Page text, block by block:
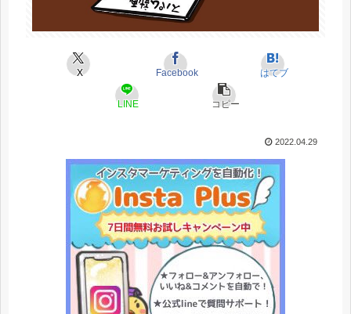
X Facebook はてブ
LINE コピー
2022.04.29